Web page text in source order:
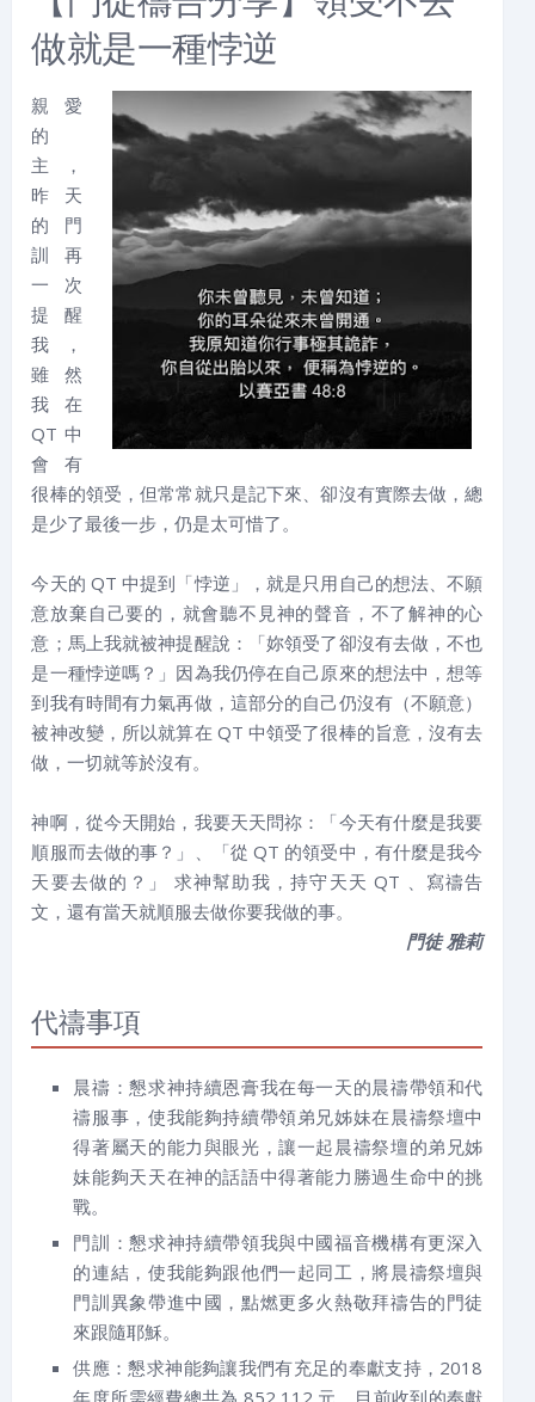
做就是一種悖逆
親愛
的
主，
昨天
的門
訓再
一次
提醒
我，
雖然
我在
QT 中
會有
很棒的領受，但常常就只是記下來、卻沒有實際去做，總
是少了最後一步，仍是太可惜了。
今天的 QT 中提到「悖逆」，就是只用自己的想法、不願
意放棄自己要的，就會聽不見神的聲音，不了解神的心
意；馬上我就被神提醒說：「妳領受了卻沒有去做，不也
是一種悖逆嗎？」因為我仍停在自己原來的想法中，想等
到我有時間有力氣再做，這部分的自己仍沒有（不願意）
被神改變，所以就算在 QT 中領受了很棒的旨意，沒有去
做，一切就等於沒有。
神啊，從今天開始，我要天天問祢：「今天有什麼是我要
順服而去做的事？」、「從 QT 的領受中，有什麼是我今
天要去做的？」 求神幫助我，持守天天 QT 、寫禱告
文，還有當天就順服去做你要我做的事。
門徒 雅莉
代禱事項
晨禱：懇求神持續恩膏我在每一天的晨禱帶領和代
禱服事，使我能夠持續帶領弟兄姊妹在晨禱祭壇中
得著屬天的能力與眼光，讓一起晨禱祭壇的弟兄姊
妹能夠天天在神的話語中得著能力勝過生命中的挑
戰。
門訓：懇求神持續帶領我與中國福音機構有更深入
的連結，使我能夠跟他們一起同工，將晨禱祭壇與
門訓異象帶進中國，點燃更多火熱敬拜禱告的門徒
來跟隨耶穌。
供應：懇求神能夠讓我們有充足的奉獻支持，2018
年度所需經費總共為 852,112 元，目前收到的奉獻